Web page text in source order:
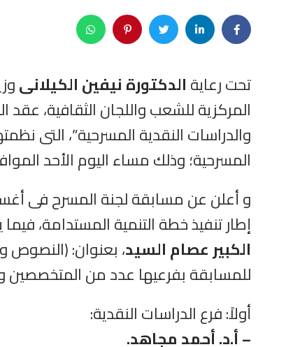
تحت رعايةالدكتورة نيفين الكيلانى
المركزية للشعب واللجان الثقافية،
والدراسات النقدية المسرحية”، التى
المسرحية؛ وذلك مساء اليوم الأحد الموافق 15 يناير الجارى، بقاعة الفنون بالمجلس الأعلى
و أعلن عن مسابقة لجنة المسرح فى
إطار تنفيذ خطة التنمية المستدامة، فيما
الكبير عصام السيد، بعنوان: (النصوص
للمسابقة بفرعيها عدد من المتخصصين
أولاً: فرع الدراسات النقدية:
– أ.د. أحمد مجاهد.